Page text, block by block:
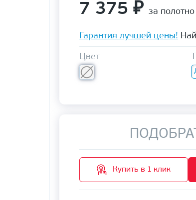
7 375 ₽ за полотно
Гарантия лучшей цены!
Цвет
Купить в 1 клик